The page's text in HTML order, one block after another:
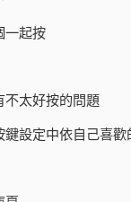
一起按
不太好按的問題
設定中依自己喜